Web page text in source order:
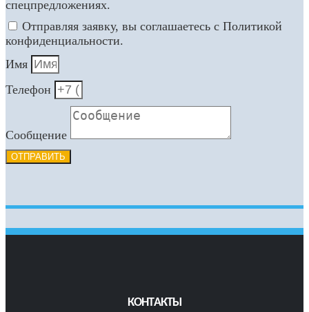
спецпредложениях.
Отправляя заявку, вы соглашаетесь с Политикой
конфиденциальности.
Имя
Телефон
Сообщение
ОТПРАВИТЬ
КОНТАКТЫ